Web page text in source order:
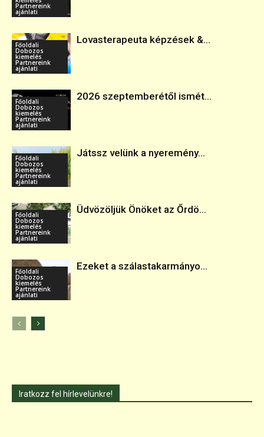
Partnereink
ajánlati
Főoldali
Dobozos
kiemelés
Partnereink
ajánlati
Lovasterapeuta képzések &...
Főoldali
Dobozos
kiemelés
Partnereink
ajánlati
2026 szeptemberétől ismét...
Főoldali
Dobozos
kiemelés
Partnereink
ajánlati
Játssz velünk a nyeremény...
Főoldali
Dobozos
kiemelés
Partnereink
ajánlati
Üdvözöljük Önöket az Őrdö...
Főoldali
Dobozos
kiemelés
Partnereink
ajánlati
Ezeket a szálastakarmányo...
Iratkozz fel hírlevelünkre!